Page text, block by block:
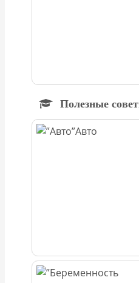
Полезные
Авто